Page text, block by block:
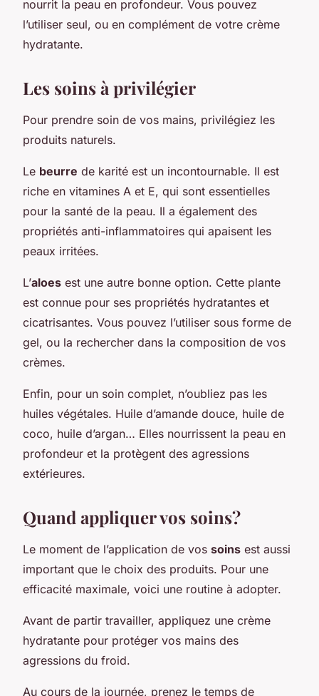
nourrit la peau en profondeur. Vous pouvez
l’utiliser seul, ou en complément de votre crème
hydratante.
Les soins à privilégier
Pour prendre soin de vos mains, privilégiez les
produits naturels.
Le beurre de karité est un incontournable. Il est
riche en vitamines A et E, qui sont essentielles
pour la santé de la peau. Il a également des
propriétés anti-inflammatoires qui apaisent les
peaux irritées.
L’aloes est une autre bonne option. Cette plante
est connue pour ses propriétés hydratantes et
cicatrisantes. Vous pouvez l’utiliser sous forme de
gel, ou la rechercher dans la composition de vos
crèmes.
Enfin, pour un soin complet, n’oubliez pas les
huiles végétales. Huile d’amande douce, huile de
coco, huile d’argan… Elles nourrissent la peau en
profondeur et la protègent des agressions
extérieures.
Quand appliquer vos soins?
Le moment de l’application de vos soins est aussi
important que le choix des produits. Pour une
efficacité maximale, voici une routine à adopter.
Avant de partir travailler, appliquez une crème
hydratante pour protéger vos mains des
agressions du froid.
Au cours de la journée, prenez le temps de